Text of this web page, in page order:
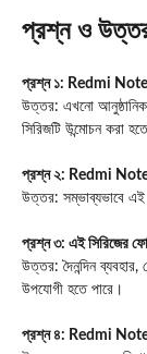
প্রশ্ন ও
প্রশ্ন ১: Redmi Note
উত্তর: এখনো আনুষ্ঠানিক
সিরিজটি উন্মোচন করা
প্রশ্ন ২: Redmi Note
উত্তর: সম্ভাব্যভাবে এই
প্রশ্ন ৩: এই সিরিজের
উত্তর: দৈনন্দিন ব্যবহার,
উপযোগী হতে পারে।
প্রশ্ন ৪: Redmi Note